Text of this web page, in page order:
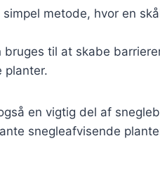
simpel metode, hvor en
bruges til at skabe
planter.
en vigtig del af
snegleafvisende